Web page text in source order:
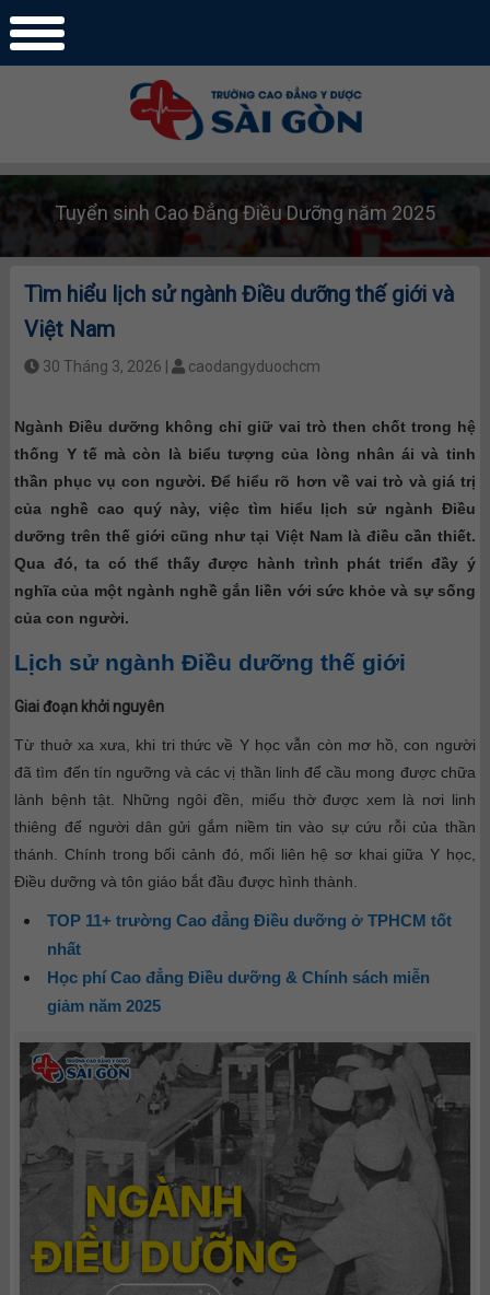
Tuyển sinh Cao Đẳng Điều Dưỡng năm 2025
Tìm hiểu lịch sử ngành Điều dưỡng thế giới và
Việt Nam
30 Tháng 3, 2026 | caodangyduochcm
Ngành Điều dưỡng không chỉ giữ vai trò then chốt trong hệ
thống Y tế mà còn là biểu tượng của lòng nhân ái và tinh
thần phục vụ con người. Để hiểu rõ hơn về vai trò và giá trị
của nghề cao quý này, việc tìm hiểu lịch sử ngành Điều
dưỡng trên thế giới cũng như tại Việt Nam là điều cần thiết.
Qua đó, ta có thể thấy được hành trình phát triển đầy ý
nghĩa của một ngành nghề gắn liền với sức khỏe và sự sống
của con người.
Lịch sử ngành Điều dưỡng thế giới
Giai đoạn khởi nguyên
Từ thuở xa xưa, khi tri thức về Y học vẫn còn mơ hồ, con người
đã tìm đến tín ngưỡng và các vị thần linh để cầu mong được chữa
lành bệnh tật. Những ngôi đền, miếu thờ được xem là nơi linh
thiêng để người dân gửi gắm niềm tin vào sự cứu rỗi của thần
thánh. Chính trong bối cảnh đó, mối liên hệ sơ khai giữa Y học,
Điều dưỡng và tôn giáo bắt đầu được hình thành.
TOP 11+ trường Cao đẳng Điều dưỡng ở TPHCM tốt
nhất
Học phí Cao đẳng Điều dưỡng & Chính sách miễn
giảm năm 2025